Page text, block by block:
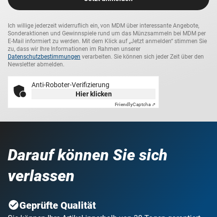
„Entschlüsseln” Sie Ihr persönliches Exemplar und sichern
Sie sich dieses streng limitierte Silber-Highlight, bevor es
restlos vergriffen ist.
Ich willige jederzeit widerruflich ein, von MDM über interessante Angebote,
Sonderaktionen und Gewinnspiele rund um das Münzsammeln bei MDM per
E-Mail informiert zu werden. Mit dem Klick auf „Jetzt anmelden“ stimmen Sie
zu, dass wir Ihre Informationen im Rahmen unserer
Datenschutzbestimmungen verarbeiten. Sie können sich jeder Zeit über den
Newsletter abmelden.
Anti-Roboter-Verifizierung
Hier klicken
FriendlyCaptcha ⇗
Darauf können Sie sich
verlassen
Geprüfte Qualität